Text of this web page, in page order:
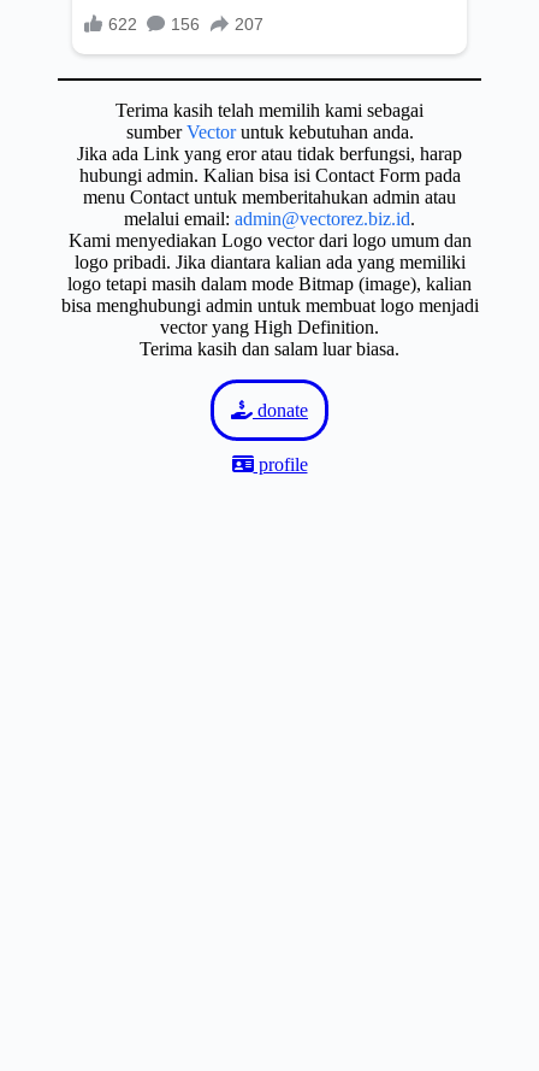
Terima kasih telah memilih kami sebagai
sumberVectoruntuk kebutuhan anda.
Jika ada Link yang eror atau tidak berfungsi, harap
hubungi admin. Kalian bisa isi Contact Form pada
menu Contact untuk memberitahukan admin atau
melalui email: admin@vectorez.biz.id.
Kami menyediakan Logo vector dari logo umum dan
logo pribadi. Jika diantara kalian ada yang memiliki
logo tetapi masih dalam mode Bitmap (image), kalian
bisa menghubungi admin untuk membuat logo menjadi
vector yang High Definition.
Terima kasih dan salam luar biasa.
donate
profile